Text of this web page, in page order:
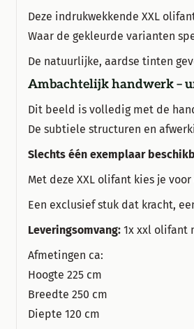
Deze indrukwekkende XXL
Waar de gekleurde varianten
De natuurlijke, aardse tinten
Ambachtelijk handwerk –
Dit beeld is volledig met de
De subtiele structuren en
Slechts één exemplaar
Met deze XXL olifant kies je
Een exclusief stuk dat kracht,
Leveringsomvang:1x xxl olifant
Afmetingen ca:
Hoogte 225 cm
Breedte 250 cm
Diepte 120 cm